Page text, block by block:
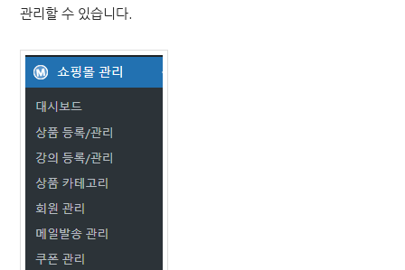
관리할 수 있습니다.